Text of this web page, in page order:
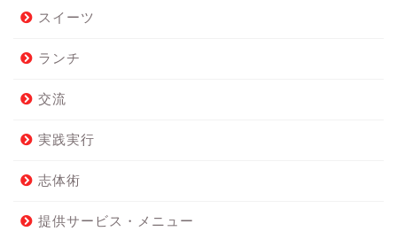
スイーツ
ランチ
交流
実践実行
志体術
提供サービス・メニュー